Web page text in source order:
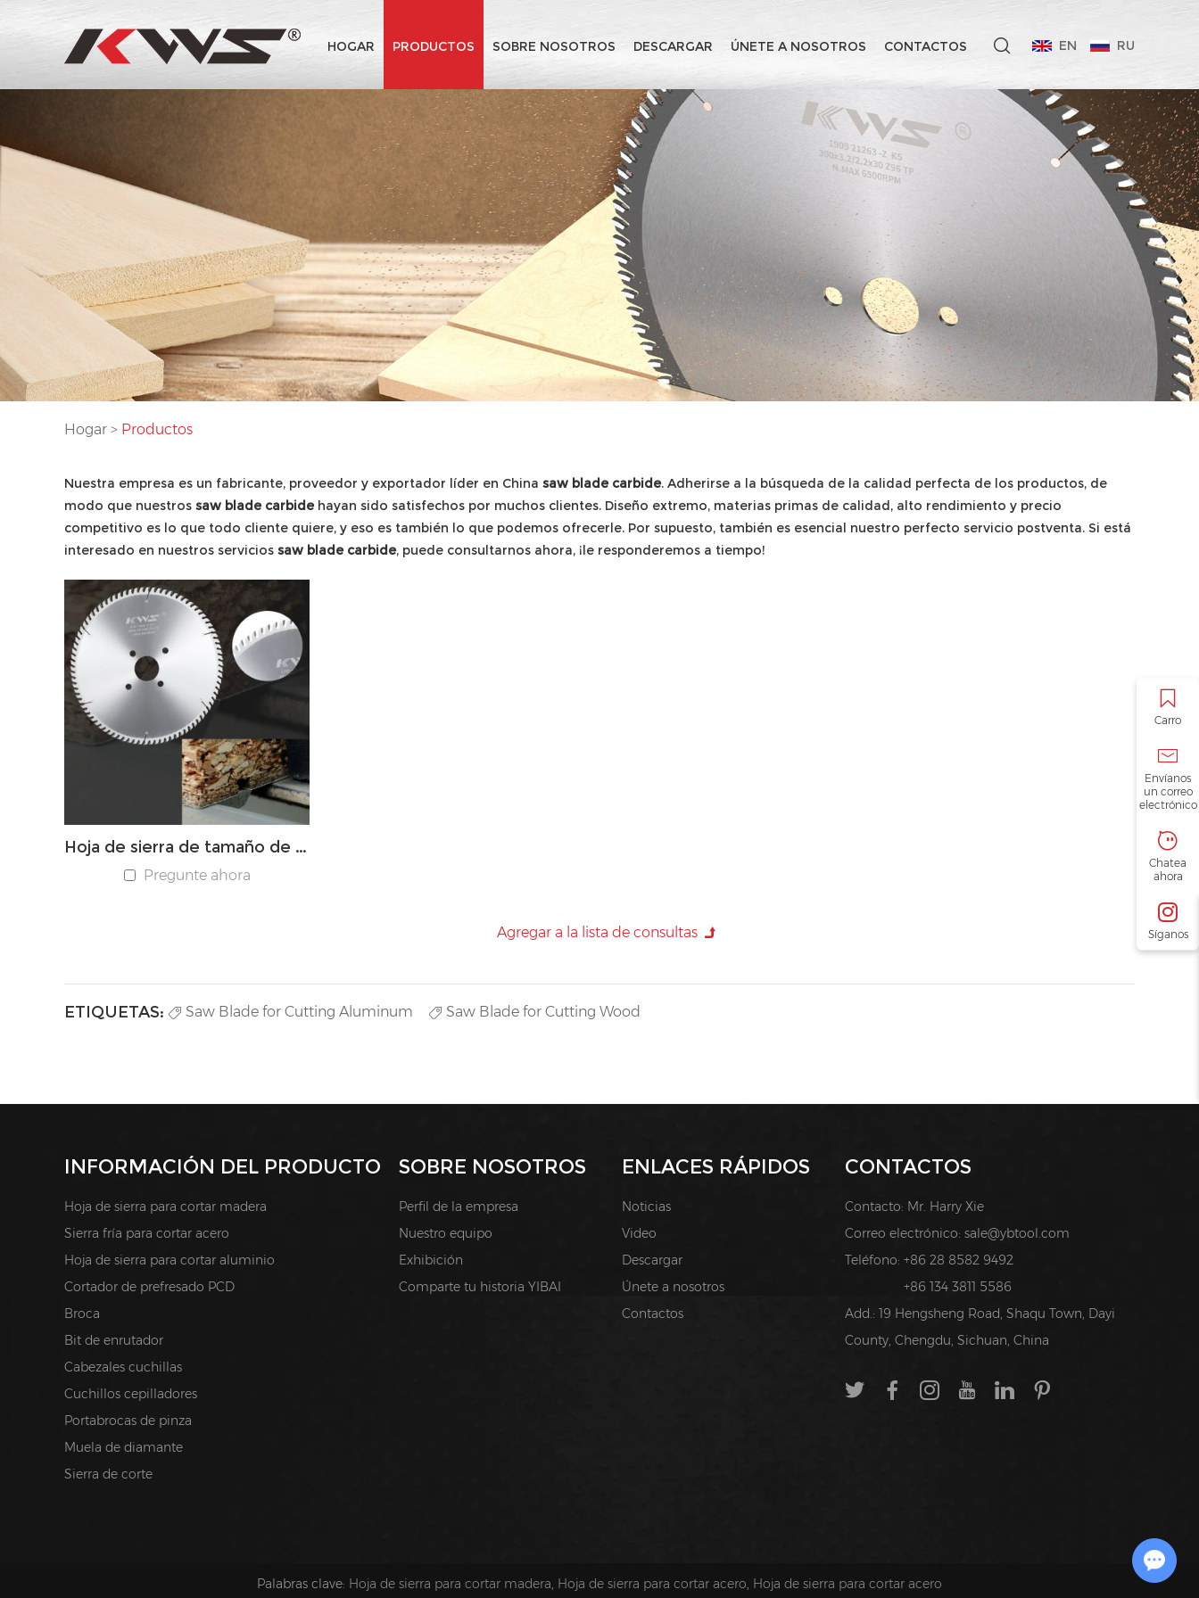
EN RU
HOGAR PRODUCTOS SOBRE NOSOTROS DESCARGAR ÚNETE A NOSOTROS CONTACTOS
Hogar > Productos
Nuestra empresa es un fabricante, proveedor y exportador líder en China saw blade carbide. Adherirse a la búsqueda de la calidad perfecta de los productos, de
modo que nuestros saw blade carbidehayan sido satisfechos por muchos clientes. Diseño extremo, materias primas de calidad, alto rendimiento y precio
competitivo es lo que todo cliente quiere, y eso es también lo que podemos ofrecerle. Por supuesto, también es esencial nuestro perfecto servicio postventa. Si está
interesado en nuestros servicios saw blade carbide, puede consultarnos ahora, ¡le responderemos a tiempo!
Hoja de sierra de tamaño de panel TCT
Pregunte ahora
ETIQUETAS: Saw Blade for Cutting Aluminum Saw Blade for Cutting Wood
INFORMACIÓN DEL PRODUCTO
Hoja de sierra para cortar madera
Sierra fría para cortar acero
Hoja de sierra para cortar aluminio
Cortador de prefresado PCD
Broca
Bit de enrutador
Cabezales cuchillas
Cuchillos cepilladores
Portabrocas de pinza
Muela de diamante
Sierra de corte
SOBRE NOSOTROS
Perfil de la empresa
Nuestro equipo
Exhibición
Comparte tu historia YIBAI
ENLACES RÁPIDOS
Noticias
Video
Descargar
Únete a nosotros
Contactos
CONTACTOS
Contacto: Mr. Harry Xie
Correo electrónico: sale@ybtool.com
Teléfono: +86 28 8582 9492
+86 134 3811 5586
Add.: 19 Hengsheng Road, Shaqu Town, Dayi
County, Chengdu, Sichuan, China
Palabras clave: Hoja de sierra para cortar madera, Hoja de sierra para cortar acero, Hoja de sierra para cortar acero
Carro
Envíanos
un correo
electrónico
Chatea
ahora
Síganos
Chat with Us